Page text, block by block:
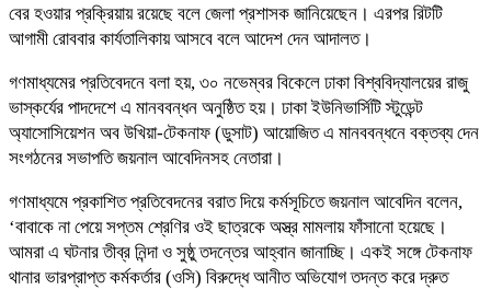
বের হওয়ার প্রক্রিয়ায় রয়েছে বলে জেলা প্রশাসক জানিয়েছেন। এরপর রিটটি
আগামী রোববার কার্যতালিকায় আসবে বলে আদেশ দেন আদালত।
গণমাধ্যমের প্রতিবেদনে বলা হয়, ৩০ নভেম্বর বিকেলে ঢাকা বিশ্ববিদ্যালয়ের রাজু
ভাস্কর্যের পাদদেশে এ মানববন্ধন অনুষ্ঠিত হয়। ঢাকা ইউনিভার্সিটি স্টুডেন্ট
অ্যাসোসিয়েশন অব উখিয়া-টেকনাফ (ডুসাট) আয়োজিত এ মানববন্ধনে বক্তব্য দেন
সংগঠনের সভাপতি জয়নাল আবেদিনসহ নেতারা।
গণমাধ্যমে প্রকাশিত প্রতিবেদনের বরাত দিয়ে কর্মসূচিতে জয়নাল আবেদিন বলেন,
‘বাবাকে না পেয়ে সপ্তম শ্রেণির ওই ছাত্রকে অস্ত্র মামলায় ফাঁসানো হয়েছে।
আমরা এ ঘটনার তীব্র নিন্দা ও সুষ্ঠু তদন্তের আহ্বান জানাচ্ছি। একই সঙ্গে টেকনাফ
থানার ভারপ্রাপ্ত কর্মকর্তার (ওসি) বিরুদ্ধে আনীত অভিযোগ তদন্ত করে দ্রুত